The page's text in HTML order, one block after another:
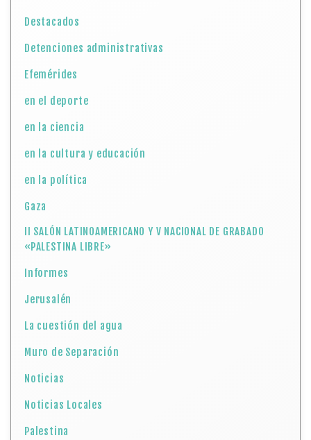
Destacados
Detenciones administrativas
Efemérides
en el deporte
en la ciencia
en la cultura y educación
en la política
Gaza
II SALÓN LATINOAMERICANO Y V NACIONAL DE GRABADO
«PALESTINA LIBRE»
Informes
Jerusalén
La cuestión del agua
Muro de Separación
Noticias
Noticias Locales
Palestina